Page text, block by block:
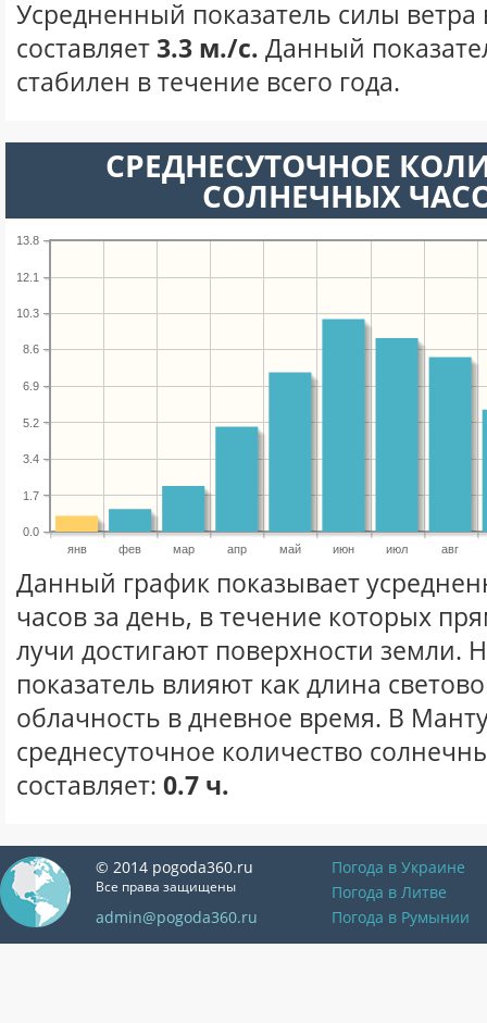
Усредненный показатель силы ветра
составляет3.3 м./с. Данный
стабилен в течение всего года.
СРЕДНЕСУТОЧНОЕ
СОЛНЕЧНЫХ
янв фев мар апр май июн июл авг
0.0
1.7
3.4
5.2
6.9
8.6
10.3
12.1
13.8
Данный график показывает
часов за день, в течение которых
лучи достигают поверхности земли.
показатель влияют как длина
облачность в дневное время. В
среднесуточное количество
составляет: 0.7 ч.
© 2014 pogoda360.ru
Все права защищены
admin@pogoda360.ru
Погода в Украине
Погода в Литве
Погода в Румынии